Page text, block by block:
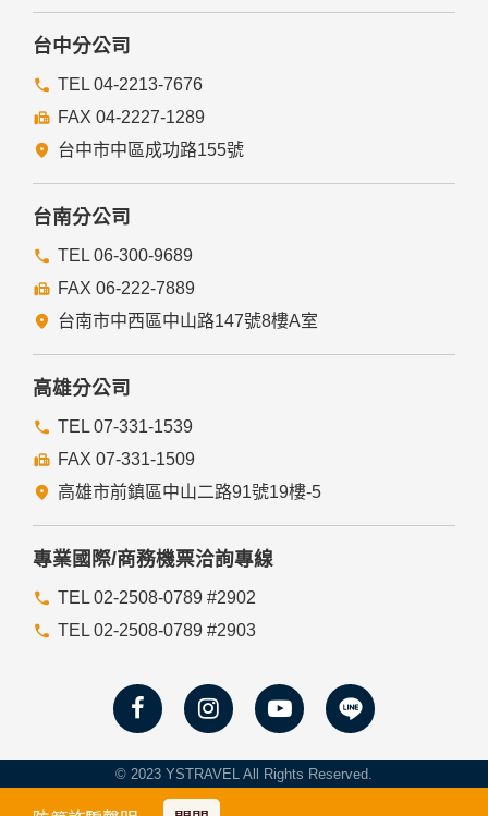
台中分公司
TEL 04-2213-7676
FAX 04-2227-1289
台中市中區成功路155號
台南分公司
TEL 06-300-9689
FAX 06-222-7889
台南市中西區中山路147號8樓A室
高雄分公司
TEL 07-331-1539
FAX 07-331-1509
高雄市前鎮區中山二路91號19樓-5
專業國際/商務機票洽詢專線
TEL 02-2508-0789 #2902
TEL 02-2508-0789 #2903
© 2023 YSTRAVEL All Rights Reserved.